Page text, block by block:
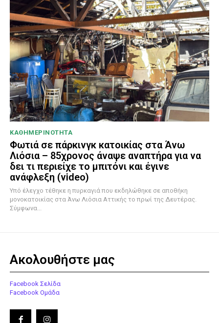
ΚΑΘΗΜΕΡΙΝΟΤΗΤΑ
Φωτιά σε πάρκινγκ κατοικίας στα Άνω
Λιόσια – 85χρονος άναψε αναπτήρα για να
δει τι περιείχε το μπιτόνι και έγινε
ανάφλεξη (video)
Υπό έλεγχο τέθηκε η πυρκαγιά που εκδηλώθηκε σε αποθήκη
μονοκατοικίας στα Άνω Λιόσια Αττικής το πρωί της Δευτέρας.
Σύμφωνα...
Ακολουθήστε μας
Facebook Σελίδα
Facebook Ομάδα